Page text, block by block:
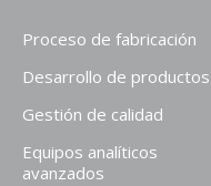
Proceso de fabricación
Desarrollo de productos
Gestión de calidad
Equipos analíticos
avanzados